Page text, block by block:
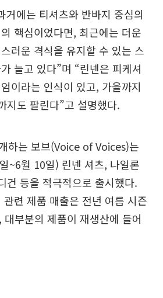
거에는 티셔츠와 반바지 중심의
핵심이었다면, 최근에는 더운
러운 격식을 유지할 수 있는 스
늘고 있다”며 “린넨은 피케셔
이라는 인식이 있고, 가을까지
지도 팔린다”고 설명했다.
하는 보브(Voice of Voices)는
~6월 10일) 린넨 셔츠, 나일론
건 등을 적극적으로 출시했다.
련 제품 매출은 전년 여름 시즌
부분의 제품이 재생산에 들어